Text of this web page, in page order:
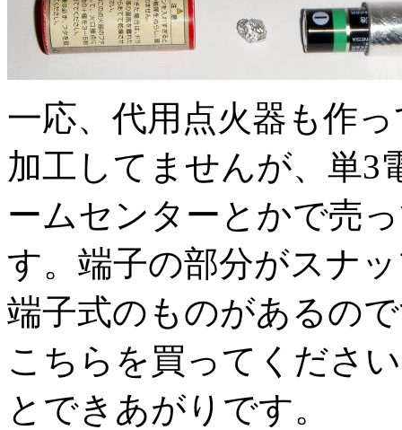
一応、代用点火器も作
加工してませんが、単3
ームセンターとかで売
す。端子の部分がスナ
端子式のものがあるの
こちらを買ってくださ
とできあがりです。